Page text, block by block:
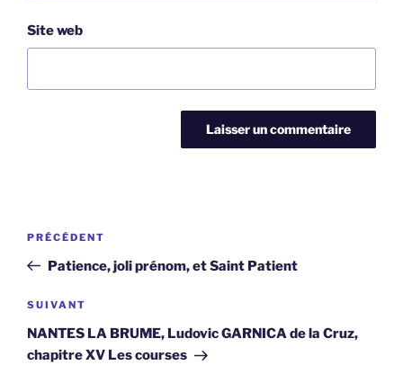
Site web
Navigation
l’article
Article
précédent
PRÉCÉDENT
Patience, joli prénom, et Saint Patient
Article
suivant
SUIVANT
NANTES LA BRUME, Ludovic GARNICA de la Cruz,
chapitre XV Les courses